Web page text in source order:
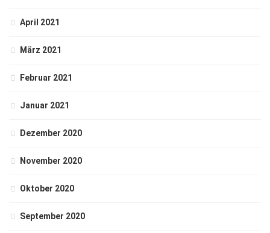
April 2021
März 2021
Februar 2021
Januar 2021
Dezember 2020
November 2020
Oktober 2020
September 2020